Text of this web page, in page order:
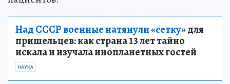
Над СССР военные натянули «сетку»для
пришельцев: как страна 13 лет тайно
искала и изучала инопланетных гостей
НАУКА